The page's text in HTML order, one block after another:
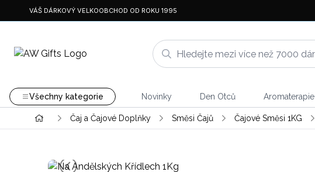
VÁŠ DÁRKOVÝ VELKOOBCHOD OD ROKU 1995
Všechny kategorie Novinky Den Otců Aromaterapie
Čaj a Čajové Doplňky Směsi Čajů Čajové Směsi 1KG